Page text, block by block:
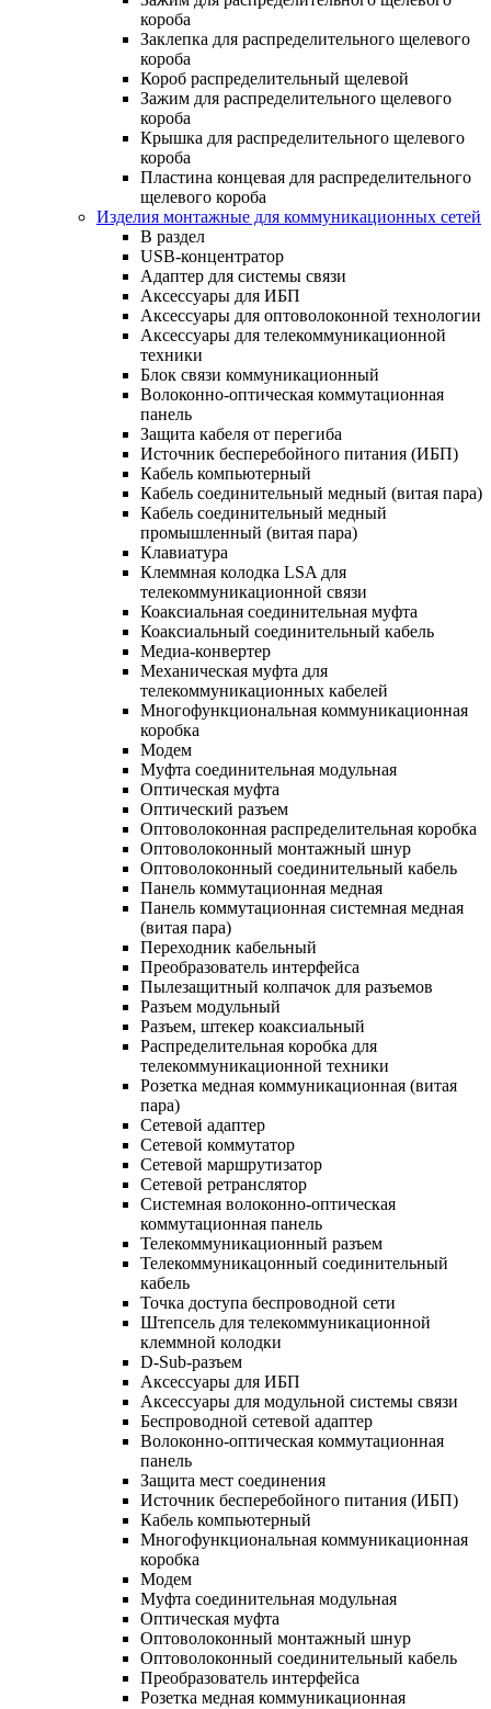
короба
Заклепка для распределительного щелевого
короба
Короб распределительный щелевой
Зажим для распределительного щелевого
короба
Крышка для распределительного щелевого
короба
Пластина концевая для распределительного
щелевого короба
Изделия монтажные для коммуникационных сетей
В раздел
USB-концентратор
Адаптер для системы связи
Аксессуары для ИБП
Аксессуары для оптоволоконной технологии
Аксессуары для телекоммуникационной
техники
Блок связи коммуникационный
Волоконно-оптическая коммутационная
панель
Защита кабеля от перегиба
Источник бесперебойного питания (ИБП)
Кабель компьютерный
Кабель соединительный медный (витая пара)
Кабель соединительный медный
промышленный (витая пара)
Клавиатура
Клеммная колодка LSA для
телекоммуникационной связи
Коаксиальная соединительная муфта
Коаксиальный соединительный кабель
Медиа-конвертер
Механическая муфта для
телекоммуникационных кабелей
Многофункциональная коммуникационная
коробка
Модем
Муфта соединительная модульная
Оптическая муфта
Оптический разъем
Оптоволоконная распределительная коробка
Оптоволоконный монтажный шнур
Оптоволоконный соединительный кабель
Панель коммутационная медная
Панель коммутационная системная медная
(витая пара)
Переходник кабельный
Преобразователь интерфейса
Пылезащитный колпачок для разъемов
Разъем модульный
Разъем, штекер коаксиальный
Распределительная коробка для
телекоммуникационной техники
Розетка медная коммуникационная (витая
пара)
Сетевой адаптер
Сетевой коммутатор
Сетевой маршрутизатор
Сетевой ретранслятор
Системная волоконно-оптическая
коммутационная панель
Телекоммуникационный разъем
Телекоммуникацонный соединительный
кабель
Точка доступа беспроводной сети
Штепсель для телекоммуникационной
клеммной колодки
D-Sub-разъем
Аксессуары для ИБП
Аксессуары для модульной системы связи
Беспроводной сетевой адаптер
Волоконно-оптическая коммутационная
панель
Защита мест соединения
Источник бесперебойного питания (ИБП)
Кабель компьютерный
Многофункциональная коммуникационная
коробка
Модем
Муфта соединительная модульная
Оптическая муфта
Оптоволоконный монтажный шнур
Оптоволоконный соединительный кабель
Преобразователь интерфейса
Розетка медная коммуникационная